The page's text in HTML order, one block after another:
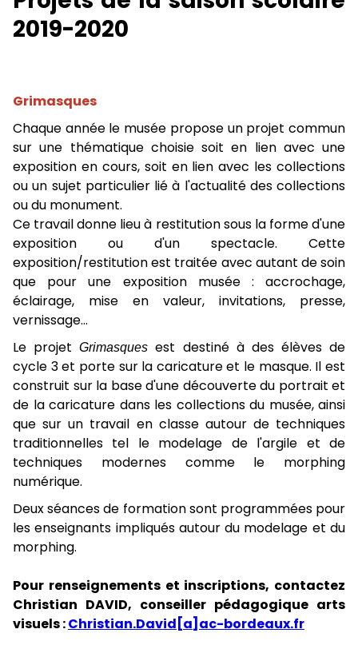
2019-2020
Grimasques
Chaque année le musée propose un projet commun
sur une thématique choisie soit en lien avec une
exposition en cours, soit en lien avec les collections
ou un sujet particulier lié à l'actualité des collections
ou du monument.
Ce travail donne lieu à restitution sous la forme d'une
exposition ou d'un spectacle. Cette
exposition/restitution est traitée avec autant de soin
que pour une exposition musée : accrochage,
éclairage, mise en valeur, invitations, presse,
vernissage...
Le projetGrimasques est destiné à des élèves de
cycle 3 et porte sur la caricature et le masque. Il est
construit sur la base d'une découverte du portrait et
de la caricature dans les collections du musée, ainsi
que sur un travail en classe autour de techniques
traditionnelles tel le modelage de l'argile et de
techniques modernes comme le morphing
numérique.
Deux séances de formation sont programmées pour
les enseignants impliqués autour du modelage et du
morphing.
Pour renseignements et inscriptions, contactez
Christian DAVID, conseiller pédagogique arts
visuels :Christian.David[a]ac-bordeaux.fr